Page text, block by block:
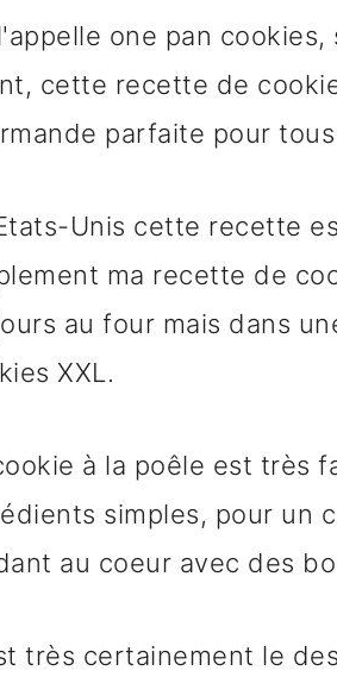
one pan
cette recette de
parfaite pour
Unis cette recette
ma recette de
au four mais dans
XXL.
à la poêle est très
simples, pour un
au coeur avec des
très certainement le